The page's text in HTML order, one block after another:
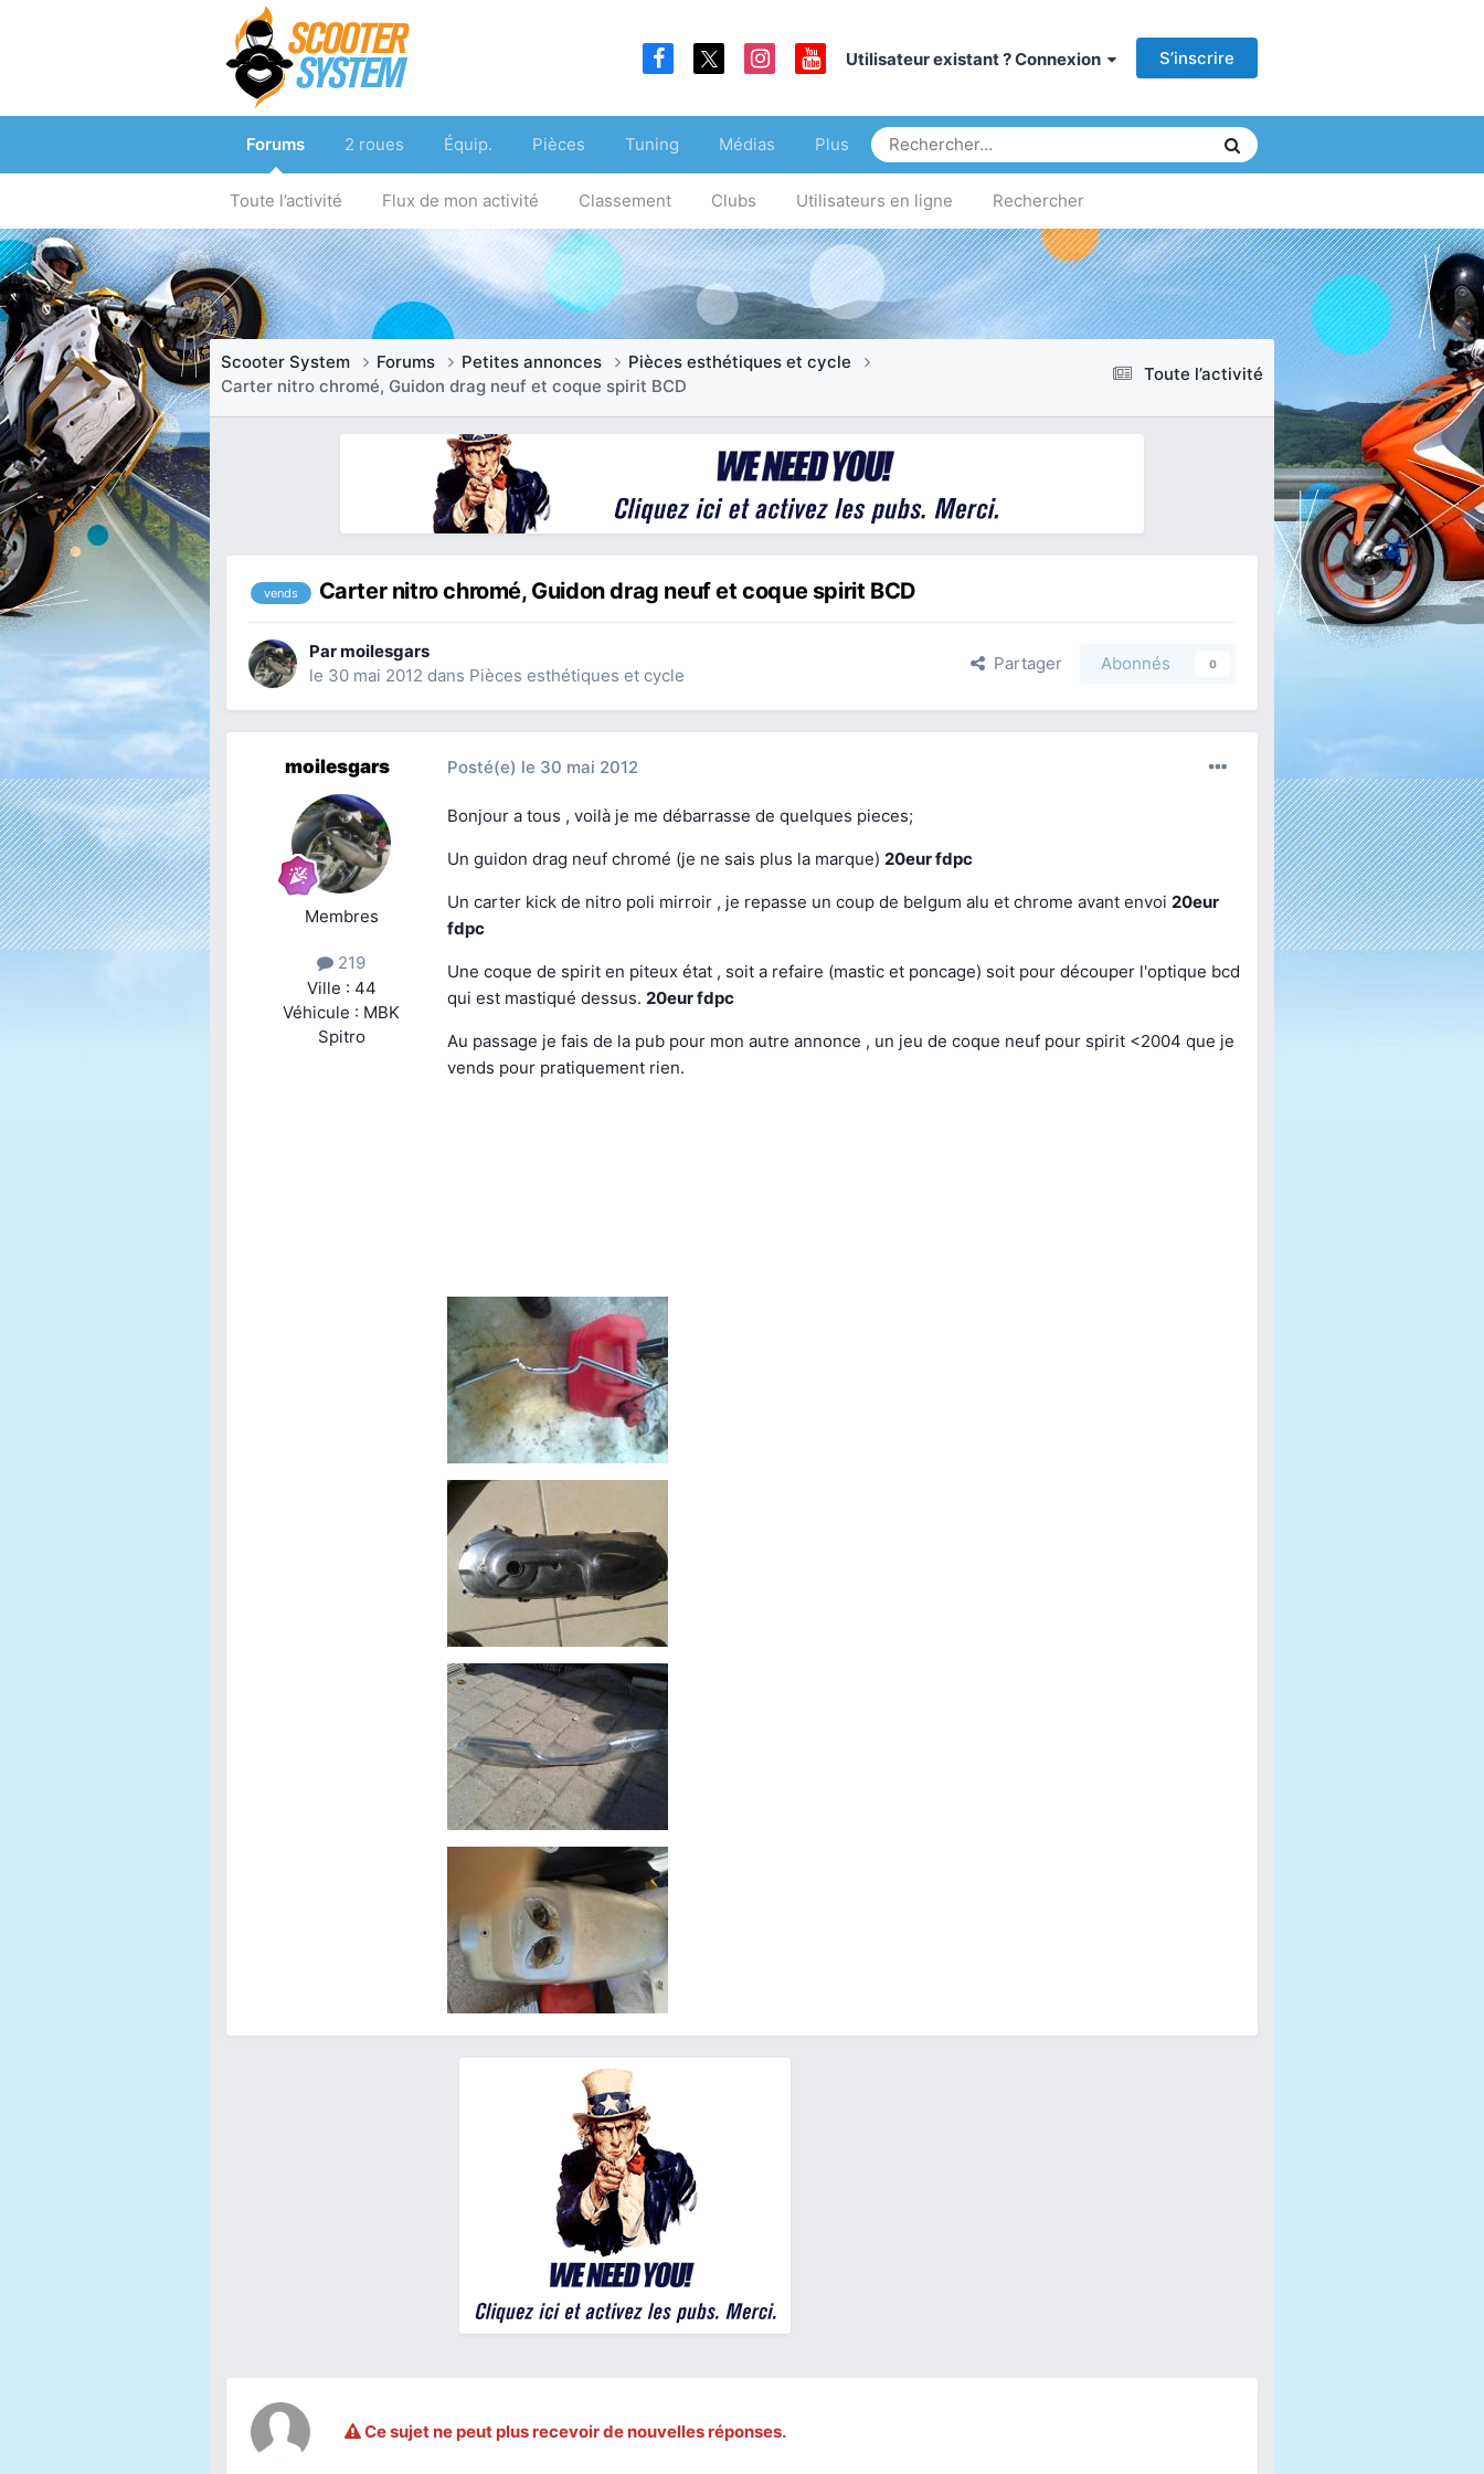
Utilisateur existant ? Connexion S’inscrire
Forums
Toute l’activité Flux de mon activité Classement Clubs Utilisateurs en ligne Rechercher
2 roues Équip. Pièces Tuning Médias Plus
Toute l’activité
Scooter System Forums Petites annonces
Pièces esthétiques et cycle
Carter nitro chromé, Guidon drag neuf et coque spirit BCD
vends Carter nitro chromé, Guidon drag neuf et coque spirit BCD
Parmoilesgars
le 30 mai 2012 dans Pièces esthétiques et cycle
Partager Abonnés 0
moilesgars
Membres
219
Ville : 44
Véhicule : MBK
Spitro
Posté(e) le 30 mai 2012
Bonjour a tous , voilà je me débarrasse de quelques pieces;
Un guidon drag neuf chromé (je ne sais plus la marque) 20eur fdpc
Un carter kick de nitro poli mirroir , je repasse un coup de belgum alu et chrome avant envoi 20eur
fdpc
Une coque de spirit en piteux état , soit a refaire (mastic et poncage) soit pour découper l'optique bcd
qui est mastiqué dessus. 20eur fdpc
Au passage je fais de la pub pour mon autre annonce , un jeu de coque neuf pour spirit <2004 que je
vends pour pratiquement rien.
Ce sujet ne peut plus recevoir de nouvelles réponses.